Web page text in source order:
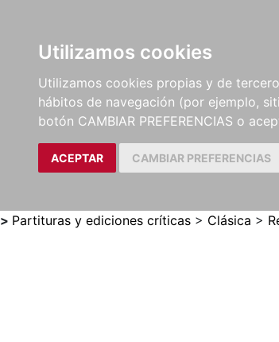
Utilizamos cookies
Utilizamos cookies propias y de
hábitos de navegación (por ejemplo,
botón CAMBIAR PREFERENCIAS o
ACEPTAR CAMBIAR PREFERENCIAS
LIBROS
MÉTODOS Y
EJERCICIOS
CRÍTICAS
> Partituras y ediciones críticas > Clásica >